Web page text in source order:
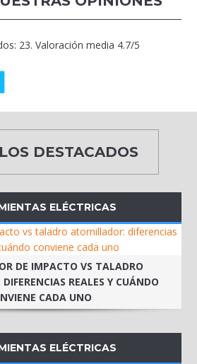
23. Valoración media 4.7/5
DESTACADOS
ELÉCTRICAS
DE IMPACTO VS TALADRO
REALES Y CUÁNDO
CADA UNO
ELÉCTRICAS